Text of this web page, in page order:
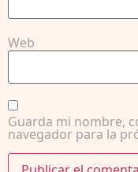
Web
Guarda mi nombre,
navegador para la